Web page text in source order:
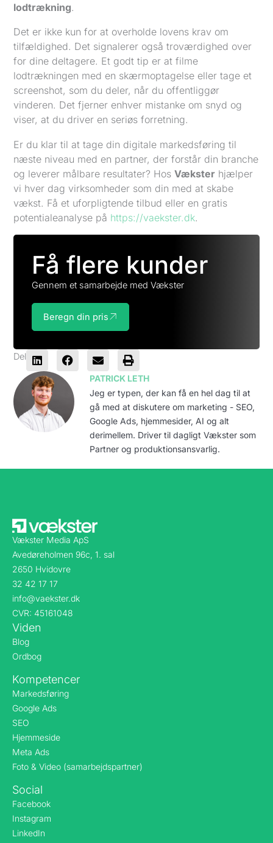
lodtrækning.
Det er ikke kun for at overholde lovens krav om
tilfældighed. Det signalerer også troværdighed over
for dine deltagere. Et godt tip er at filme
lodtrækningen med en skærmoptagelse eller tage et
screenshot, som du deler, når du offentliggør
vinderen. Det fjerner enhver mistanke om snyd og
viser, at du driver en seriøs forretning.
Er du klar til at tage din digitale markedsføring til
næste niveau med en partner, der forstår din branche
og leverer målbare resultater? HosVækster hjælper
vi hver dag virksomheder som din med at skabe
vækst. Få et uforpligtende tilbud eller en gratis
potentialeanalyse på https://vaekster.dk.
Få flere kunder
Gennem et samarbejde med Vækster
Beregn din pris
Del
PATRICK LETH
Jeg er typen, der kan få en hel dag til at
gå med at diskutere om marketing - SEO,
Google Ads, hjemmesider, AI og alt
derimellem. Driver til dagligt Vækster som
Partner og produktionsansvarlig.
Vækster Media ApS
Avedøreholmen 96c, 1. sal
2650 Hvidovre
32 42 17 17
info@vaekster.dk
CVR: 45161048
Viden
Blog
Ordbog
Kompetencer
Markedsføring
Google Ads
SEO
Hjemmeside
Meta Ads
Foto & Video (samarbejdspartner)
Social
Facebook
Instagram
LinkedIn